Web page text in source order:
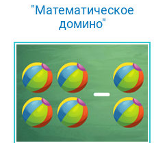
"Математическое
домино"